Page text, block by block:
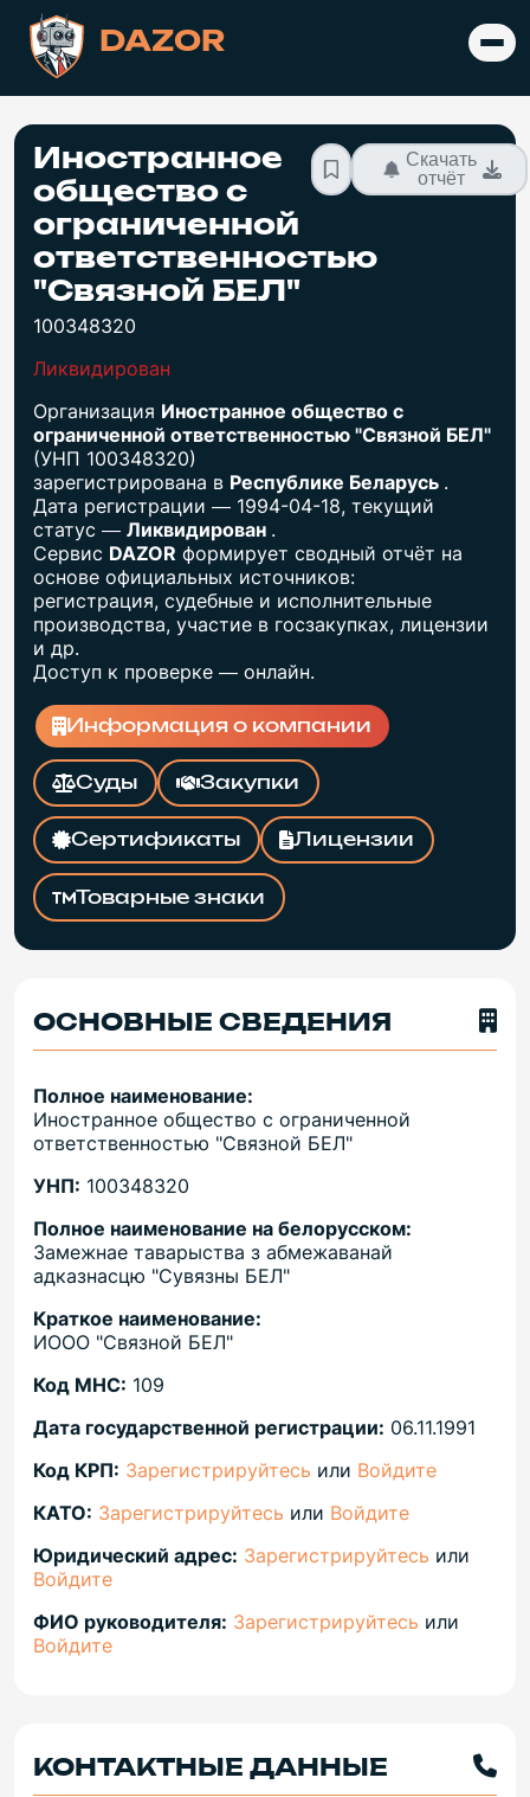
DAZOR
Иностранное
общество с
ограниченной
ответственностью
"Связной БЕЛ"
100348320
Скачать
отчёт
Ликвидирован
Организация Иностранное общество с
ограниченной ответственностью "Связной БЕЛ"
(УНП 100348320)
зарегистрирована в Республике Беларусь .
Дата регистрации — 1994-04-18, текущий
статус — Ликвидирован .
Сервис DAZOR формирует сводный отчёт на
основе официальных источников:
регистрация, судебные и исполнительные
производства, участие в госзакупках, лицензии
и др.
Доступ к проверке — онлайн.
Информация о компании
Суды Закупки
Сертификаты Лицензии
Товарные знаки
ОСНОВНЫЕ СВЕДЕНИЯ
Полное наименование:
Иностранное общество с ограниченной
ответственностью "Связной БЕЛ"
УНП: 100348320
Полное наименование на белорусском:
Замежнае таварыства з абмежаванай
адказнасцю "Сувязны БЕЛ"
Краткое наименование:
ИООО "Связной БЕЛ"
Код МНС: 109
Дата государственной регистрации: 06.11.1991
Код КРП: Зарегистрируйтесь или Войдите
КАТО: Зарегистрируйтесь или Войдите
Юридический адрес: Зарегистрируйтесь или
Войдите
ФИО руководителя: Зарегистрируйтесь или
Войдите
КОНТАКТНЫЕ ДАННЫЕ